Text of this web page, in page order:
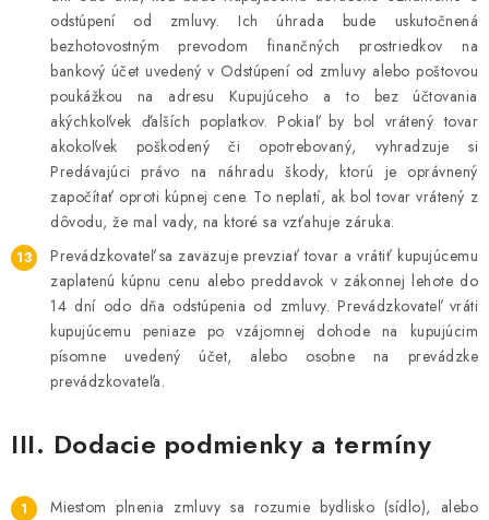
odstúpení od zmluvy. Ich úhrada bude uskutočnená
bezhotovostným prevodom finančných prostriedkov na
bankový účet uvedený v Odstúpení od zmluvy alebo poštovou
poukážkou na adresu Kupujúceho a to bez účtovania
akýchkoľvek ďalších poplatkov. Pokiaľ by bol vrátený tovar
akokoľvek poškodený či opotrebovaný, vyhradzuje si
Predávajúci právo na náhradu škody, ktorú je oprávnený
započítať oproti kúpnej cene. To neplatí, ak bol tovar vrátený z
dôvodu, že mal vady, na ktoré sa vzťahuje záruka.
Prevádzkovateľ sa zaväzuje prevziať tovar a vrátiť kupujúcemu
zaplatenú kúpnu cenu alebo preddavok v zákonnej lehote do
14 dní odo dňa odstúpenia od zmluvy. Prevádzkovateľ vráti
kupujúcemu peniaze po vzájomnej dohode na kupujúcim
písomne uvedený účet, alebo osobne na prevádzke
prevádzkovateľa.
III. Dodacie podmienky a termíny
Miestom plnenia zmluvy sa rozumie bydlisko (sídlo), alebo